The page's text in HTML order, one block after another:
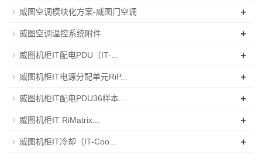
威图空调模块化方案-威图门空调 +
威图空调温控系统附件 +
威图机柜IT配电PDU（IT-... +
威图机柜IT电源分配单元RiP... +
威图机柜IT配电PDU36样本... +
威图机柜IT RiMatrix... +
威图机柜IT冷却（IT-Coo... +